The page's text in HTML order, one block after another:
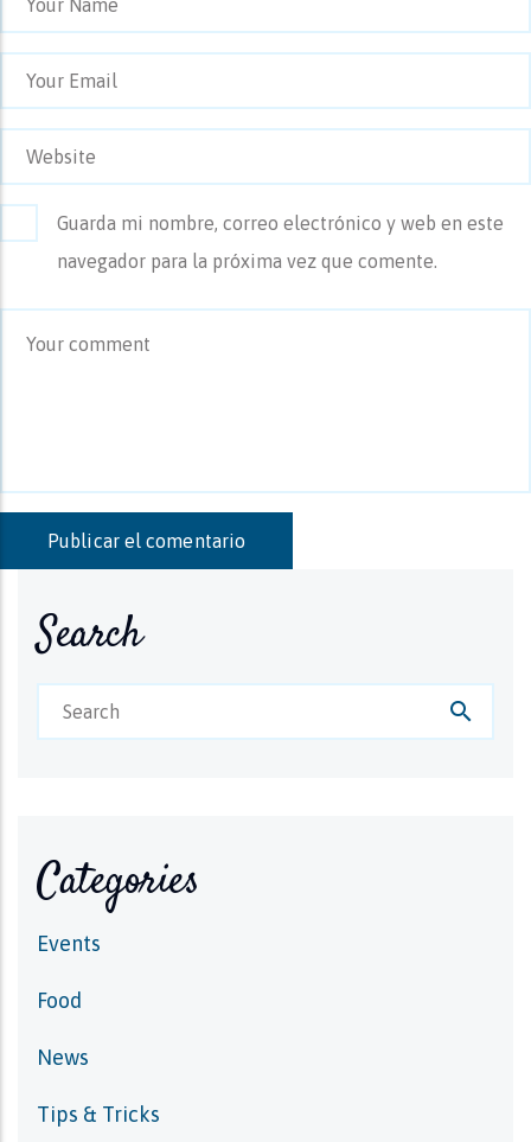
Guarda mi nombre, correo electrónico y web en este
navegador para la próxima vez que comente.
Search
search
Categories
Events
Food
News
Tips & Tricks